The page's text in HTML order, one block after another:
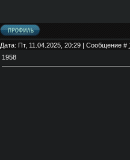
Дата: Пт, 11.04.2025, 20:29 | Сообщение #
1958